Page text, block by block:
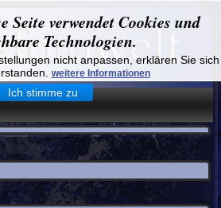
Seite verwendet Cookies und
Technologien.
nicht anpassen, erklären Sie sich
weitere Informationen
Ich stimme zu